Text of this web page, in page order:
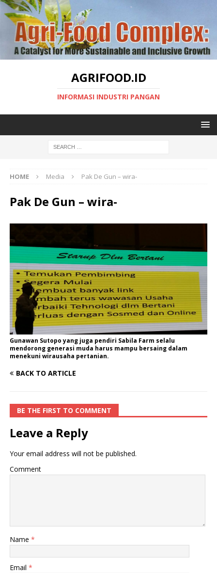
AGRIFOOD.ID
INFORMASI INDUSTRI PANGAN
HOME Media Pak De Gun – wira-
Pak De Gun – wira-
Gunawan Sutopo yang juga pendiri Sabila Farm selalu
mendorong generasi muda harus mampu bersaing dalam
menekuni wirausaha pertanian.
BACK TO ARTICLE
BE THE FIRST TO COMMENT
Leave a Reply
Your email address will not be published.
Comment
Name *
Email *